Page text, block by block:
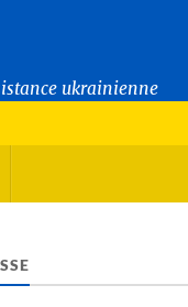
ukrainienne